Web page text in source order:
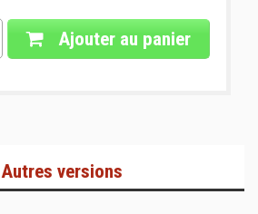
Ajouter au panier
Autres versions